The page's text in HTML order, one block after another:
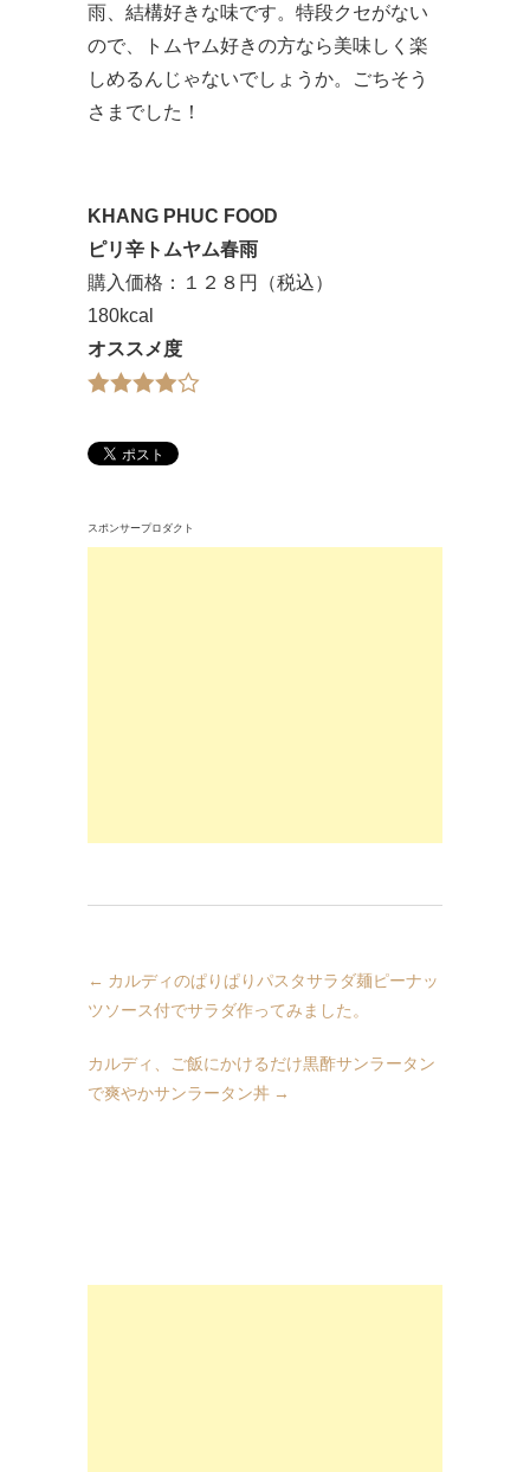
雨、結構好きな味です。特段クセがない
ので、トムヤム好きの方なら美味しく楽
しめるんじゃないでしょうか。ごちそう
さまでした！
KHANG PHUC FOOD
ピリ辛トムヤム春雨
購入価格：１２８円（税込）
180kcal
オススメ度
スポンサープロダクト
← カルディのぱりぱりパスタサラダ麺ピーナッ
ツソース付でサラダ作ってみました。
カルディ、ご飯にかけるだけ黒酢サンラータン
で爽やかサンラータン丼 →